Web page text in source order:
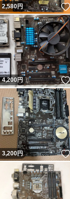
2,580円
4,200円
3,200円